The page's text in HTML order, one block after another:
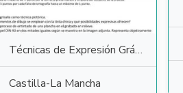
Técnicas de Expresión Gráfico Plástica
Castilla-La Mancha